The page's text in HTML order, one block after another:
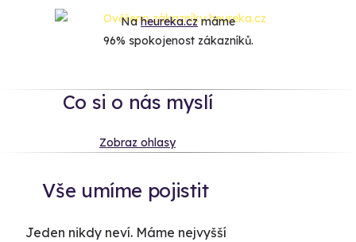
Naheureka.czmáme
96% spokojenost zákazníků.
Co si o nás myslí
Zobraz ohlasy
Vše umíme pojistit
Jeden nikdy neví. Máme nejvyšší